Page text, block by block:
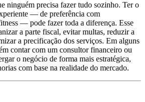
ninguém precisa fazer tudo sozinho. Ter o
— de preferência com
— pode fazer toda a diferença. Esse
a parte fiscal, evitar multas, reduzir a
a precificação dos serviços. Em alguns
contar com um consultor financeiro ou
o negócio de forma mais estratégica,
com base na realidade do mercado.